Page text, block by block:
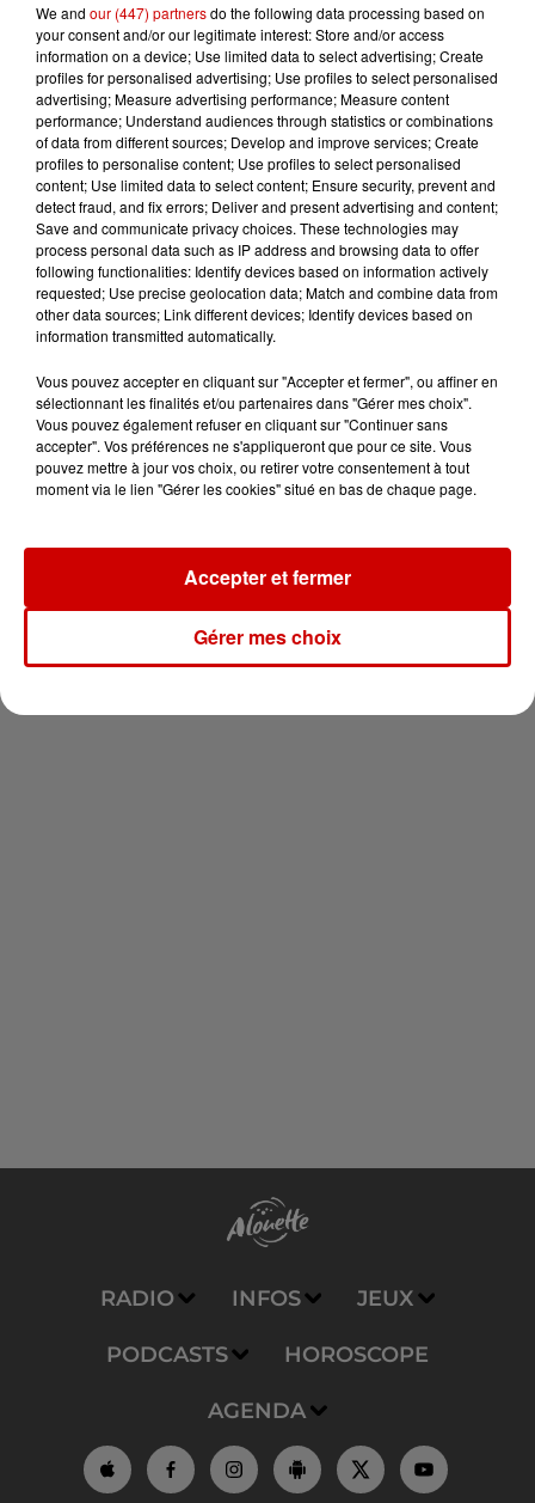
Gagnez vos entrées pour le
Musée du Sport Automobile au
Mans !
Alouette vous invite à
Futuroscope Xperiences !
Le Duel - Gagnez votre balade
en jet ski !
Newsletter
RADIO INFOS JEUX
PODCASTS HOROSCOPE
AGENDA
We and our (447) partnersdo the following data processing based on
your consent and/or our legitimate interest: Store and/or access
information on a device; Use limited data to select advertising; Create
profiles for personalised advertising; Use profiles to select personalised
advertising; Measure advertising performance; Measure content
performance; Understand audiences through statistics or combinations
of data from different sources; Develop and improve services; Create
profiles to personalise content; Use profiles to select personalised
content; Use limited data to select content; Ensure security, prevent and
detect fraud, and fix errors; Deliver and present advertising and content;
Save and communicate privacy choices. These technologies may
process personal data such as IP address and browsing data to offer
following functionalities: Identify devices based on information actively
requested; Use precise geolocation data; Match and combine data from
other data sources; Link different devices; Identify devices based on
information transmitted automatically.
Vous pouvez accepter en cliquant sur "Accepter et fermer", ou affiner en
sélectionnant les finalités et/ou partenaires dans "Gérer mes choix".
Vous pouvez également refuser en cliquant sur "Continuer sans
accepter". Vos préférences ne s'appliqueront que pour ce site. Vous
pouvez mettre à jour vos choix, ou retirer votre consentement à tout
moment via le lien "Gérer les cookies" situé en bas de chaque page.
Gérer mes choix
Accepter et fermer